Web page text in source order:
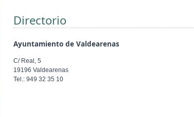
Directorio
Ayuntamiento de Valdearenas
C/ Real, 5
19196 Valdearenas
Tel.: 949 32 35 10